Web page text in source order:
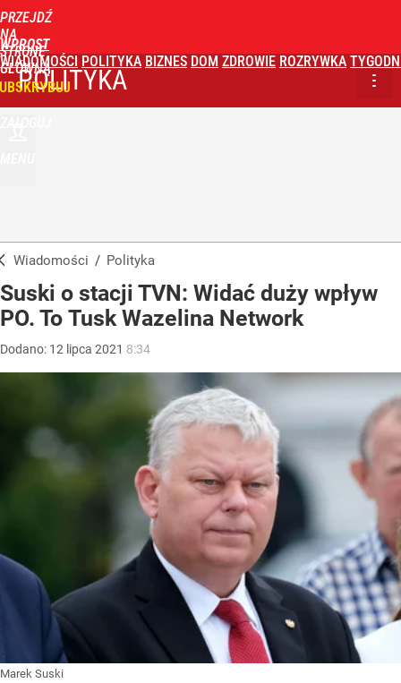
PRZEJDŹ
NA
STRONĘ
GŁÓWNĄ
WPROST
WIADOMOŚCI POLITYKA BIZNES DOM ZDROWIE ROZRYWKA
POLITYKA
Wiadomości / Polityka
Suski o stacji TVN: Widać duży wpływ
PO. To Tusk Wazelina Network
Dodano: 12 lipca 2021 8:34
Marek Suski